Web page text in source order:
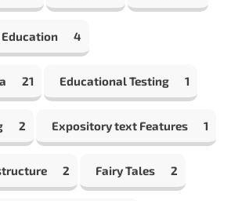
Education 4
21 Educational Testing 1
2 Expository text Features 1
2 Fairy Tales 2